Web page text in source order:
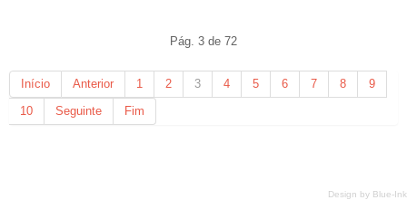
Design by Blue-Ink
Pág. 3 de 72
Início Anterior 1 2 3 4 5 6 7 8
9
10
Seguinte Fim